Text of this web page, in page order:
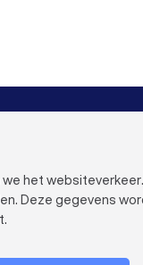
Trustlocal Top Pro
Ervaringen
het
Deze gegevens